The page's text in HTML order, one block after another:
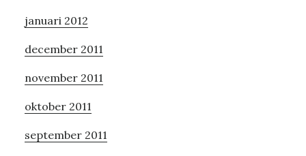
januari 2012
december 2011
november 2011
oktober 2011
september 2011